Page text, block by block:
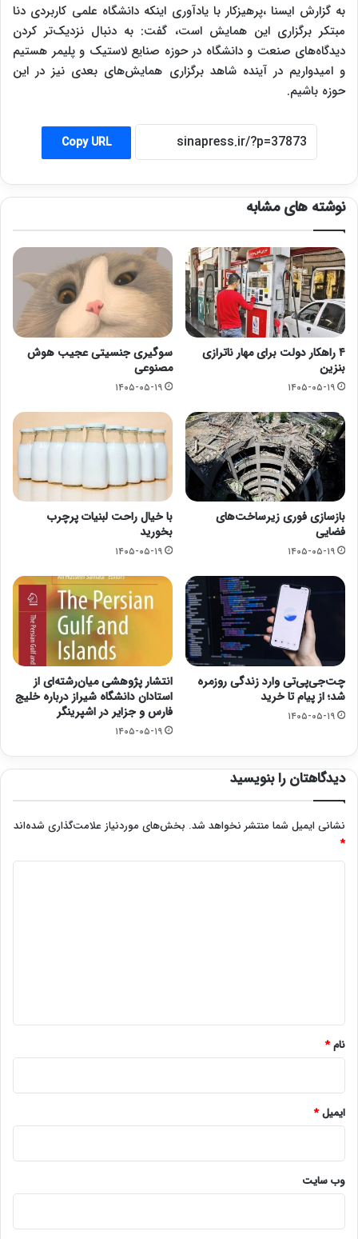
به گزارش ایسنا ،پرهیزکار با یادآوری اینکه دانشگاه علمی کاربردی دنا
مبتکر برگزاری این همایش است، گفت: به‌ دنبال نزدیک‌تر کردن
دیدگاه‌های صنعت و دانشگاه در حوزه صنایع لاستیک و پلیمر هستیم
و امیدواریم در آینده شاهد برگزاری همایش‌های بعدی نیز در این
حوزه باشیم.
Copy URL
نوشته های مشابه
۴ راهکار دولت برای مهار ناترازی
بنزین
۱۴۰۵-۰۵-۱۹
سوگیری جنسیتی عجیب هوش
مصنوعی
۱۴۰۵-۰۵-۱۹
بازسازی فوری زیرساخت‌های
فضایی
۱۴۰۵-۰۵-۱۹
با خیال راحت لبنیات پرچرب
بخورید
۱۴۰۵-۰۵-۱۹
چت‌جی‌پی‌تی وارد زندگی روزمره
شد؛ از پیام تا خرید
۱۴۰۵-۰۵-۱۹
انتشار پژوهشی میان‌رشته‌ای از
استادان دانشگاه شیراز درباره خلیج
فارس و جزایر در اشپرینگر
۱۴۰۵-۰۵-۱۹
دیدگاهتان را بنویسید
نشانی ایمیل شما منتشر نخواهد شد. بخش‌های موردنیاز علامت‌گذاری شده‌اند
*
نام*
ایمیل*
وب‌ سایت